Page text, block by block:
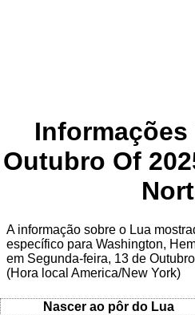
Informações
Outubro Of
A informação sobre o Lua
específico para Washington,
em Segunda-feira, 13 de
(Hora local America/New York)
Nascer ao pôr do Lua